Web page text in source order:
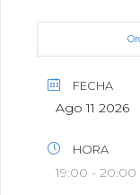
FECHA
Ago 11 2026
HORA
19:00 - 20:00